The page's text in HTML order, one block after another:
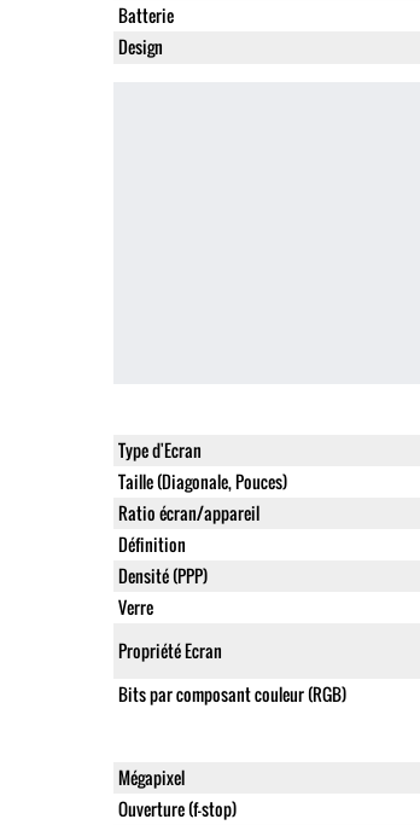
Batterie
Design
Type d'Ecran
Taille (Diagonale, Pouces)
Ratio écran/appareil
Définition
Densité (PPP)
Verre
Propriété Ecran
Bits par composant couleur (RGB)
Mégapixel
Ouverture (f-stop)